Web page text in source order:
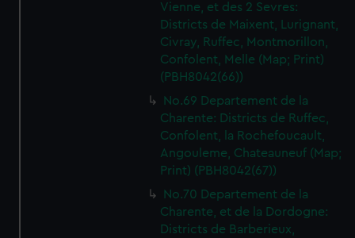
Vienne, et des 2 Sevres:
Districts de Maixent, Lurignant,
Civray, Ruffec, Montmorillon,
Confolent, Melle (Map; Print)
(PBH8042(66))
No.69 Departement de la
Charente: Districts de Ruffec,
Confolent, la Rochefoucault,
Angouleme, Chateauneuf (Map;
Print) (PBH8042(67))
No.70 Departement de la
Charente, et de la Dordogne:
Districts de Barberieux,